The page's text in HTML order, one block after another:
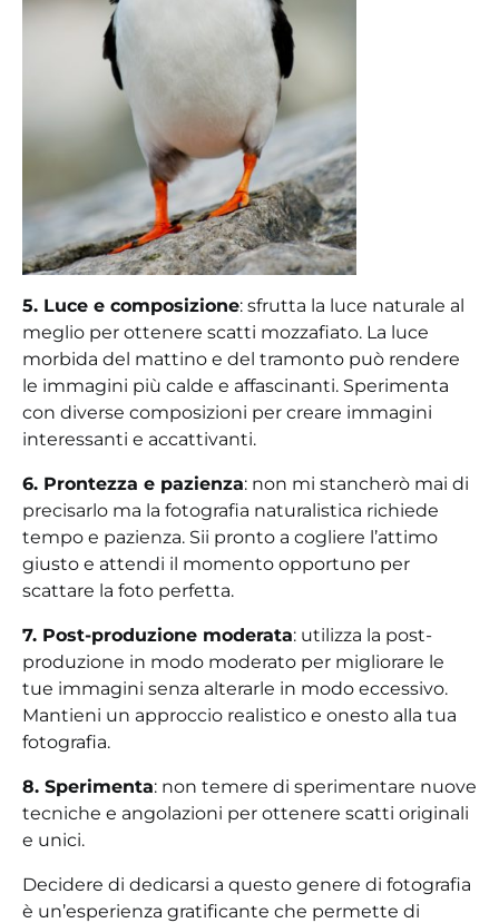
5. Luce e composizione: sfrutta la luce naturale al
meglio per ottenere scatti mozzafiato. La luce
morbida del mattino e del tramonto può rendere
le immagini più calde e affascinanti. Sperimenta
con diverse composizioni per creare immagini
interessanti e accattivanti.
6. Prontezza e pazienza: non mi stancherò mai di
precisarlo ma la fotografia naturalistica richiede
tempo e pazienza. Sii pronto a cogliere l’attimo
giusto e attendi il momento opportuno per
scattare la foto perfetta.
7. Post-produzione moderata: utilizza la post-
produzione in modo moderato per migliorare le
tue immagini senza alterarle in modo eccessivo.
Mantieni un approccio realistico e onesto alla tua
fotografia.
8. Sperimenta: non temere di sperimentare nuove
tecniche e angolazioni per ottenere scatti originali
e unici.
Decidere di dedicarsi a questo genere di fotografia
è un’esperienza gratificante che permette di